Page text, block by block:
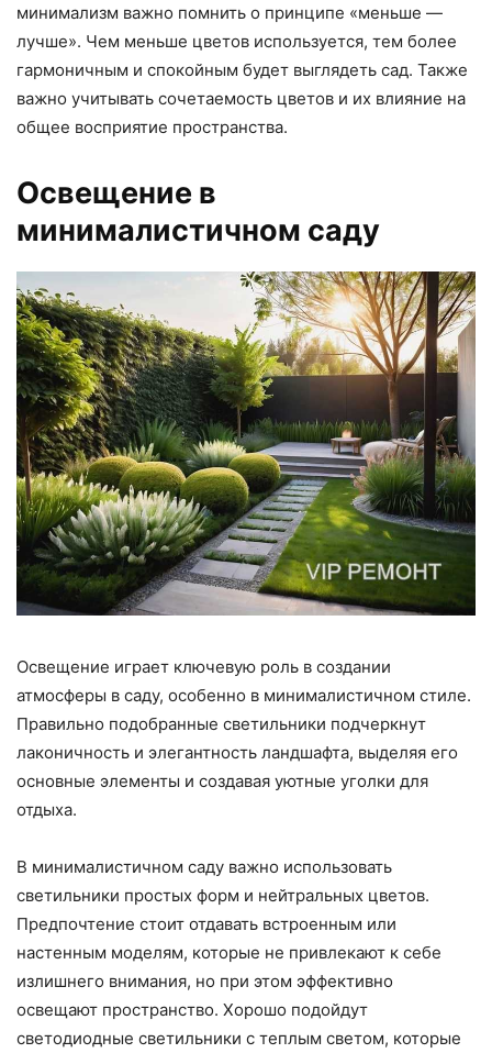
минимализм важно помнить о принципе «меньше —
лучше». Чем меньше цветов используется, тем более
гармоничным и спокойным будет выглядеть сад. Также
важно учитывать сочетаемость цветов и их влияние на
общее восприятие пространства.
Освещение в
минималистичном саду
Освещение играет ключевую роль в создании
атмосферы в саду, особенно в минималистичном стиле.
Правильно подобранные светильники подчеркнут
лаконичность и элегантность ландшафта, выделяя его
основные элементы и создавая уютные уголки для
отдыха.
В минималистичном саду важно использовать
светильники простых форм и нейтральных цветов.
Предпочтение стоит отдавать встроенным или
настенным моделям, которые не привлекают к себе
излишнего внимания, но при этом эффективно
освещают пространство. Хорошо подойдут
светодиодные светильники с теплым светом, которые